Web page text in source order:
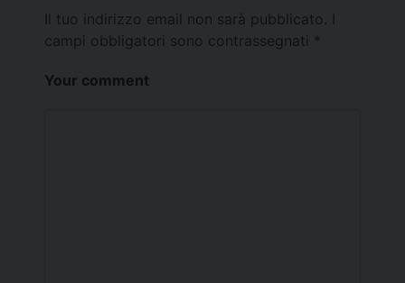
Il tuo indirizzo email non sarà pubblicato.
campi obbligatori sono contrassegnati *
Your comment